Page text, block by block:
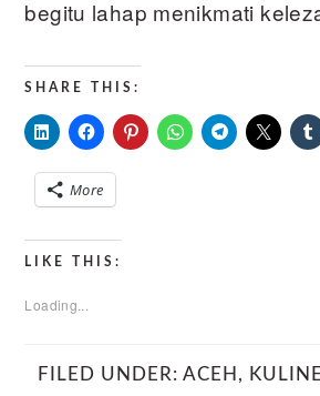
begitu lahap menikmati
SHARE THIS:
More
LIKE THIS:
Loading...
FILED UNDER: ACEH ,